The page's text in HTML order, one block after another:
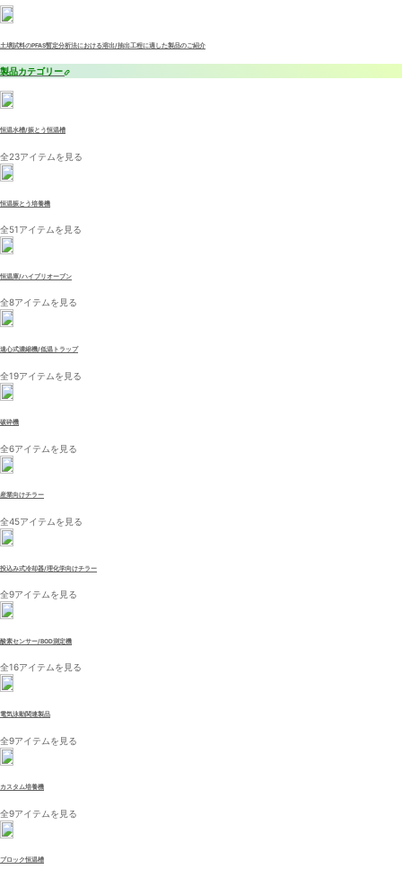
土壌試料のPFAS暫定分析法における溶出/抽出工程に適した製品のご紹介
製品カテゴリー
恒温水槽/振とう恒温槽
全23アイテムを見る
恒温振とう培養機
全51アイテムを見る
恒温庫/ハイブリオーブン
全8アイテムを見る
遠心式濃縮機/低温トラップ
全19アイテムを見る
破砕機
全6アイテムを見る
産業向けチラー
全45アイテムを見る
投込み式冷却器/理化学向けチラー
全9アイテムを見る
酸素センサー/BOD測定機
全16アイテムを見る
電気泳動関連製品
全9アイテムを見る
カスタム培養機
全9アイテムを見る
ブロック恒温槽